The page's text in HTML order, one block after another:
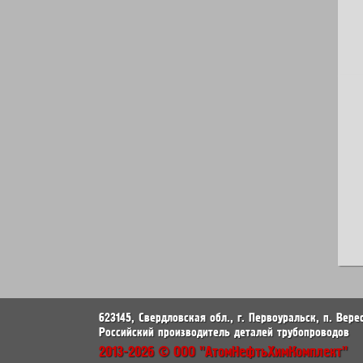
623145, Свердловская обл., г. Первоуральск, п.
Российский производитель деталей трубопроводов
2013-2026 © ООО "АтомНефтьХимКомплект"